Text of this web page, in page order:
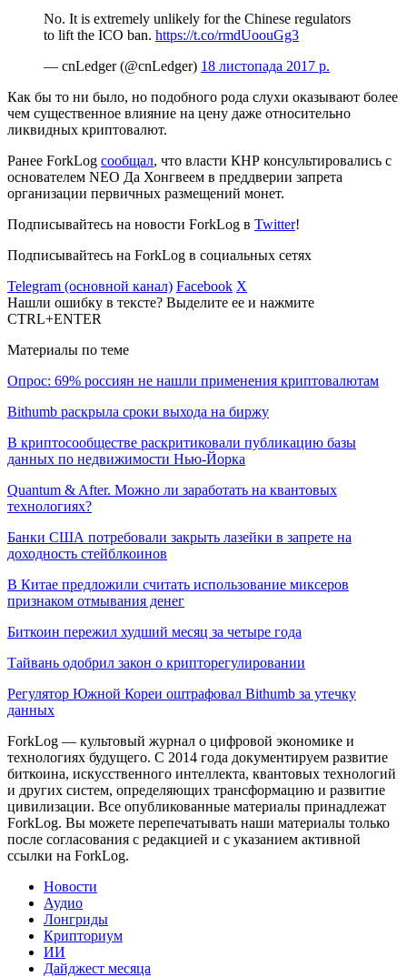
No. It is extremely unlikely for the Chinese regulators
to lift the ICO ban. https://t.co/rmdUoouGg3
— cnLedger (@cnLedger) 18 листопада 2017 р.
Как бы то ни было, но подобного рода слухи оказывают более
чем существенное влияние на цену даже относительно
ликвидных криптовалют.
Ранее ForkLog сообщал, что власти КНР консультировались с
основателем NEO Да Хонгвеем в преддверии запрета
организации первичных размещений монет.
Подписывайтесь на новости ForkLog в Twitter!
Подписывайтесь на ForkLog в социальных сетях
Telegram (основной канал) Facebook X
Нашли ошибку в тексте? Выделите ее и нажмите
CTRL+ENTER
Материалы по теме
Опрос: 69% россиян не нашли применения криптовалютам
Bithumb раскрыла сроки выхода на биржу
В криптосообществе раскритиковали публикацию базы
данных по недвижимости Нью-Йорка
Quantum & After. Можно ли заработать на квантовых
технологиях?
Банки США потребовали закрыть лазейки в запрете на
доходность стейблкоинов
В Китае предложили считать использование миксеров
признаком отмывания денег
Биткоин пережил худший месяц за четыре года
Тайвань одобрил закон о крипторегулировании
Регулятор Южной Кореи оштрафовал Bithumb за утечку
данных
ForkLog — культовый журнал о цифровой экономике и
технологиях будущего. С 2014 года документируем развитие
биткоина, искусственного интеллекта, квантовых технологий
и других систем, определяющих трансформацию и развитие
цивилизации. Все опубликованные материалы принадлежат
ForkLog. Вы можете перепечатывать наши материалы только
после согласования с редакцией и с указанием активной
ссылки на ForkLog.
Новости
Аудио
Лонгриды
Крипториум
ИИ
Дайджест месяца